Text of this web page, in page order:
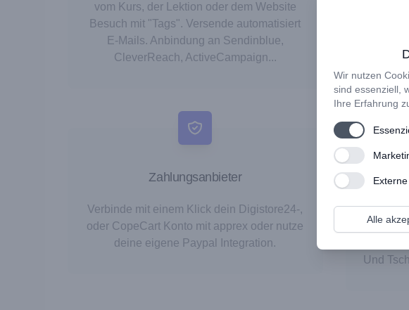
vom Kurs, der Lektion oder dem Website
Besuch mit "Tags". Versende automatisiert
E-Mails. Anbindung an Sendinblue,
CleverReach, ActiveCampaign...
du
Zahlungsanbieter
Verbinde mit einem Klick dein Digistore24-,
oder CopeCart Konto mit apprex oder nutze
deine eigene Paypal Integration.
Du
Canva
Und
Wir nutzen
sind essenziell,
Ihre Erfahrung
Use setting
Use setting
Use setting
Alle